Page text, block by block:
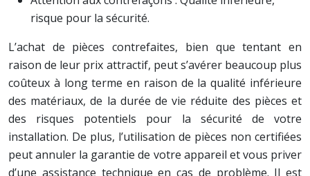
risque pour la sécurité.
L’achat de pièces contrefaites, bien que tentant en
raison de leur prix attractif, peut s’avérer beaucoup plus
coûteux à long terme en raison de la qualité inférieure
des matériaux, de la durée de vie réduite des pièces et
des risques potentiels pour la sécurité de votre
installation. De plus, l’utilisation de pièces non certifiées
peut annuler la garantie de votre appareil et vous priver
d’une assistance technique en cas de problème. Il est